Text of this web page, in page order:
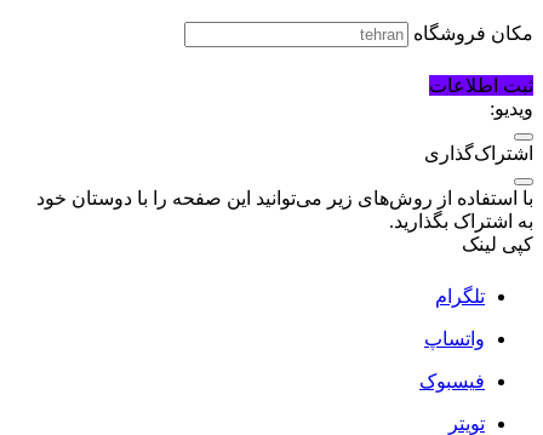
مکان فروشگاه
ثبت اطلاعات
ویدیو:
اشتراک‌گذاری
با استفاده از روش‌های زیر می‌توانید این صفحه را با دوستان خود
به اشتراک بگذارید.
کپی لینک
تلگرام
واتساپ
فیسبوک
تویتر